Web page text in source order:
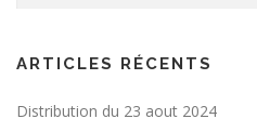
n
e
ARTICLES RÉCENTS
Distribution du 23 aout 2024